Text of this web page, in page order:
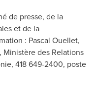
de presse, de la
et de la
: Pascal Ouellet,
Ministère des Relations
418 649-2400, poste